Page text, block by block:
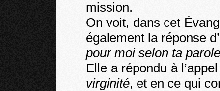
mission.
On voit, dans cet
également la réponse
pour moi selon ta parole
Elle a répondu à
virginité, et en ce qui